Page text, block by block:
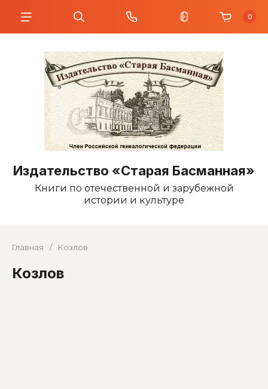
Издательство «Старая Басманная»
Книги по отечественной и зарубежной
истории и культуре
0
Главная / Козлов
Козлов